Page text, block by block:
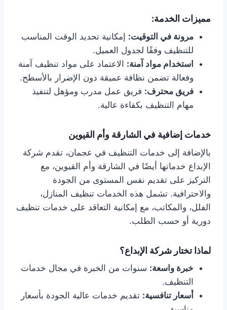
مميزات الخدمة:
مرونة في التوقيت: إمكانية تحديد الوقت المناسب
للتنظيف وفقًا لجدول العميل.
استخدام مواد آمنة: الاعتماد على مواد تنظيف آمنة
وفعالة تضمن نظافة عميقة دون الإضرار بالأسطح.
فريق محترف: فريق عمل مدرب ومؤهل لتنفيذ
مهام التنظيف بكفاءة عالية.
خدمات إضافية في الشارقة وأم القيوين
بالإضافة إلى خدمات التنظيف في عجمان، تقدم شركة
الإبداع خدماتها أيضًا في الشارقة وأم القيوين، مع
التركيز على تقديم نفس المستوى من الجودة
والاحترافية. تشمل هذه الخدمات تنظيف المنازل،
الفلل، والمكاتب، مع إمكانية التعاقد على خدمات تنظيف
دورية أو حسب الطلب.
لماذا تختار شركة الإبداع؟
خبرة واسعة: سنوات من الخبرة في مجال خدمات
التنظيف.
أسعار تنافسية: تقديم خدمات عالية الجودة بأسعار